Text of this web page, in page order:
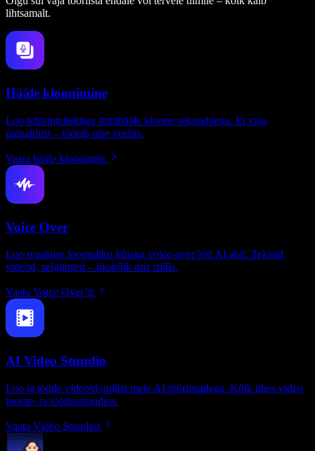
lihtsamalt.
Hääle kloonimine
Loo tehisintellektiga inimhääle kloone sekunditega. Ei vaja
paigaldust – töötab otse veebis.
Vaata hääle kloonimist
Voice Over
Loo reaalajas loomuliku kõlaga voice-over’eid AI abil. Tekstid,
videod, selgitused – ükskõik mis stiilis.
Vaata Voice Over’it
AI Video Stuudio
Loo ja töötle videoid nullist meie AI tööriistadega. Kõik ühes video
loome- ja töötlusstuudios.
Vaata Video Stuudiot